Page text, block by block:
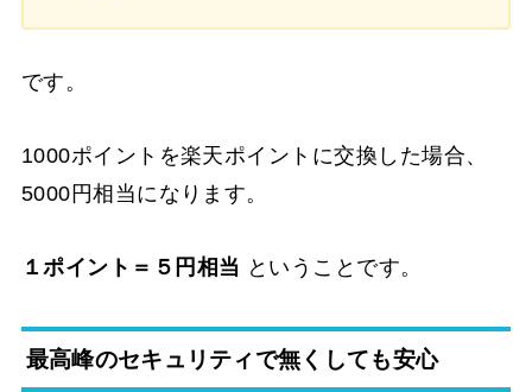
です。
1000ポイントを楽天ポイントに交換した場合、
5000円相当になります。
１ポイント＝５円相当 ということです。
最高峰のセキュリティで無くしても安心